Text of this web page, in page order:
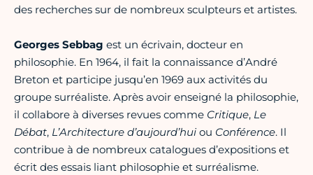
des recherches sur de nombreux sculpteurs et artistes.
Georges Sebbag est un écrivain, docteur en
philosophie. En 1964, il fait la connaissance d’André
Breton et participe jusqu’en 1969 aux activités du
groupe surréaliste. Après avoir enseigné la philosophie,
il collabore à diverses revues comme Critique, Le
Débat, L’Architecture d’aujourd’hui ou Conférence. Il
contribue à de nombreux catalogues d’expositions et
écrit des essais liant philosophie et surréalisme.